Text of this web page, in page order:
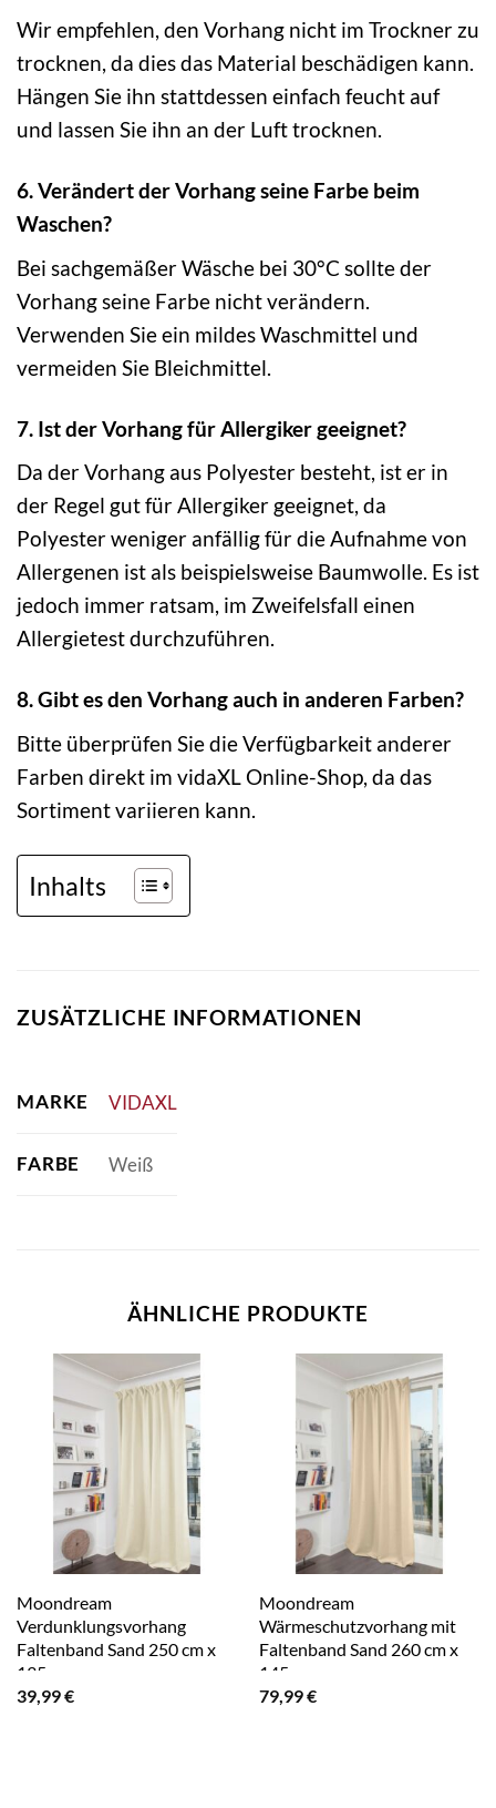
Wir empfehlen, den Vorhang nicht im Trockner zu
trocknen, da dies das Material beschädigen kann.
Hängen Sie ihn stattdessen einfach feucht auf
und lassen Sie ihn an der Luft trocknen.
6. Verändert der Vorhang seine Farbe beim
Waschen?
Bei sachgemäßer Wäsche bei 30°C sollte der
Vorhang seine Farbe nicht verändern.
Verwenden Sie ein mildes Waschmittel und
vermeiden Sie Bleichmittel.
7. Ist der Vorhang für Allergiker geeignet?
Da der Vorhang aus Polyester besteht, ist er in
der Regel gut für Allergiker geeignet, da
Polyester weniger anfällig für die Aufnahme von
Allergenen ist als beispielsweise Baumwolle. Es ist
jedoch immer ratsam, im Zweifelsfall einen
Allergietest durchzuführen.
8. Gibt es den Vorhang auch in anderen Farben?
Bitte überprüfen Sie die Verfügbarkeit anderer
Farben direkt im vidaXL Online-Shop, da das
Sortiment variieren kann.
Inhalts
ZUSÄTZLICHE INFORMATIONEN
MARKE VIDAXL
FARBE Weiß
ÄHNLICHE PRODUKTE
Moondream
Verdunklungsvorhang
Faltenband Sand 250 cm x
135 cm
39,99€
Moondream
Wärmeschutzvorhang mit
Faltenband Sand 260 cm x
145 cm
79,99€